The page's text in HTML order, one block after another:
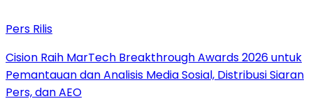
Pers Rilis
Cision Raih MarTech Breakthrough Awards 2026 untuk
Pemantauan dan Analisis Media Sosial, Distribusi Siaran
Pers, dan AEO